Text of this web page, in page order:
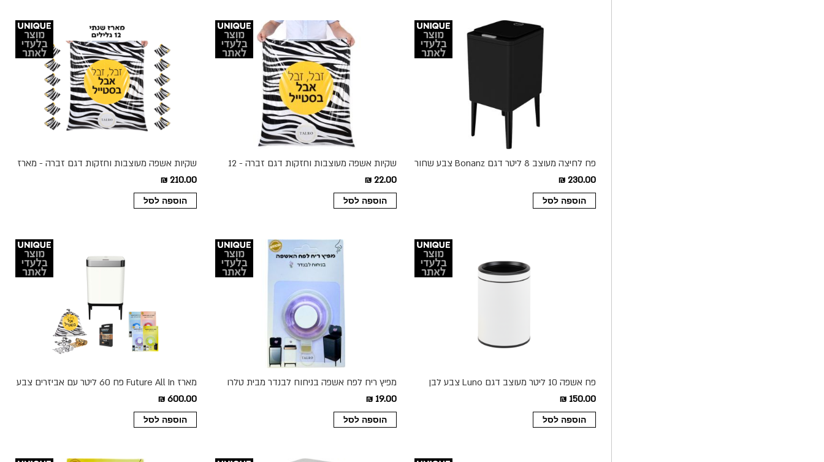
פח לחיצה מעוצב 8 ליטר דגם Bonanz צבע שחור
230.00 ₪
הוספה לסל
שקיות אשפה מעוצבות וחזקות דגם זברה - 12
יחידות בגליל
22.00 ₪
הוספה לסל
שקיות אשפה מעוצבות וחזקות דגם זברה - מארז
שנתי 12 גלילים
210.00 ₪
הוספה לסל
פח אשפה 10 ליטר מעוצב דגם Luno צבע לבן
150.00 ₪
הוספה לסל
מפיץ ריח לפח אשפה בניחוח לבנדר מבית טלרו
19.00 ₪
הוספה לסל
מארז Future All In פח 60 ליטר עם אביזרים צבע
לבן
600.00 ₪
הוספה לסל